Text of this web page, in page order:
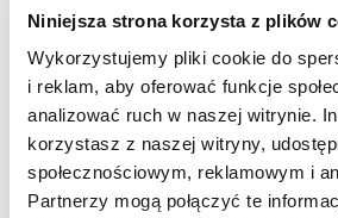
Niniejsza strona korzysta z plików
Wykorzystujemy pliki cookie do
i reklam, aby oferować funkcje
analizować ruch w naszej witrynie.
korzystasz z naszej witryny,
społecznościowym, reklamowym i
Partnerzy mogą połączyć te
handlowe stają przed wyzwaniem,
standardy czystości przemysłowej,
minimalizując negatywny wpływ na
Pytanie to przestało być retoryczne w
Europejska zaostrzała kolejne
zanieczyszczenia...